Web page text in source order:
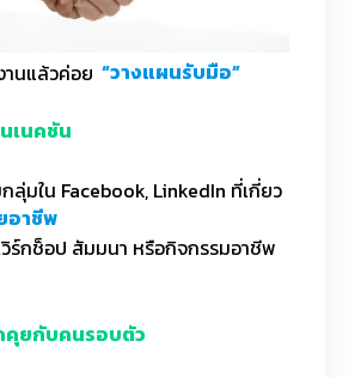
นแล้วค่อย “วางแผนรับมือ”
เนคชัน
กลุ่มใน Facebook, LinkedIn ที่เกี่ยว
อาชีพ
วิร์กช็อป สัมมนา หรือกิจกรรมอาชีพ
คุยกับคนรอบตัว